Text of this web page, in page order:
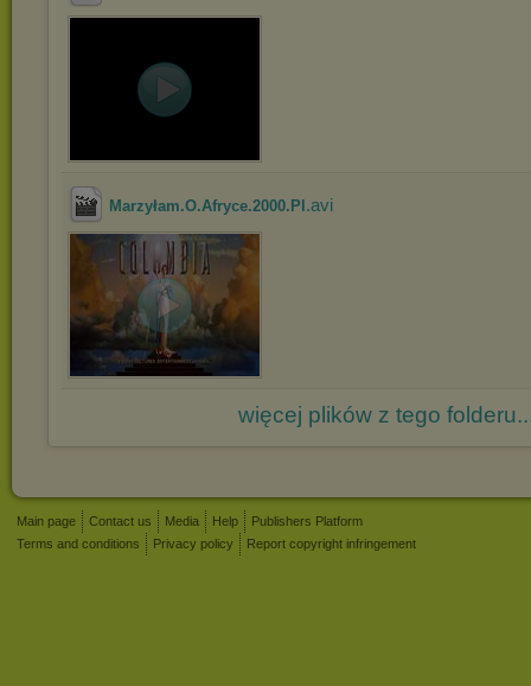
Marzyłam.O.Afryce.2000.Pl .avi
więcej plików z tego
Main page Contact us Media Help
Publishers Platform
Terms and conditions
Privacy policy Report copyright infringement